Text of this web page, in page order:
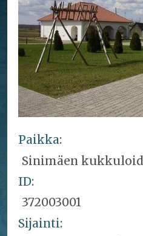
Paikka:
Sinimäen
ID:
372003001
Sijainti: